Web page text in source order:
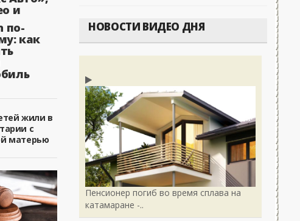
и
по-
как
жили в
с
матерью
НОВОСТИ ВИДЕО ДНЯ
Пенсионер погиб во время сплава на
катамаране -..